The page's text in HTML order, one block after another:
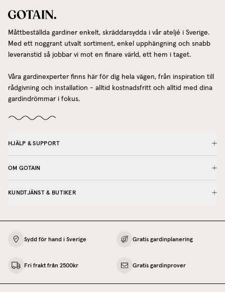
Måttbeställda gardiner enkelt, skräddarsydda i vår ateljé i Sverige.
Med ett noggrant utvalt sortiment, enkel upphängning och snabb
leveranstid så jobbar vi mot en finare värld, ett hem i taget.
Våra gardinexperter finns här för dig hela vägen, från inspiration till
rådgivning och installation - alltid kostnadsfritt och alltid med dina
gardindrömmar i fokus.
HJÄLP & SUPPORT
OM GOTAIN
KUNDTJÄNST & BUTIKER
Sydd för hand i Sverige Gratis gardinplanering
Fri frakt från 2500kr Gratis gardinprover